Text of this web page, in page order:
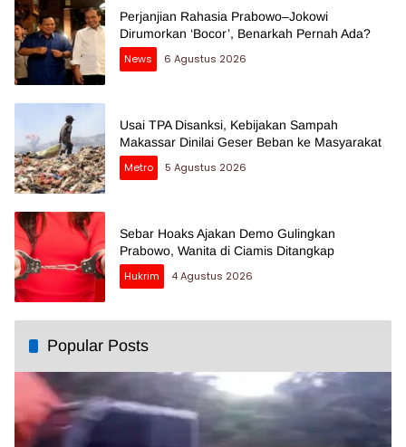
Perjanjian Rahasia Prabowo–Jokowi
Dirumorkan ‘Bocor’, Benarkah Pernah Ada?
News
6 Agustus 2026
Usai TPA Disanksi, Kebijakan Sampah
Makassar Dinilai Geser Beban ke Masyarakat
Metro
5 Agustus 2026
Sebar Hoaks Ajakan Demo Gulingkan
Prabowo, Wanita di Ciamis Ditangkap
Hukrim
4 Agustus 2026
Popular Posts